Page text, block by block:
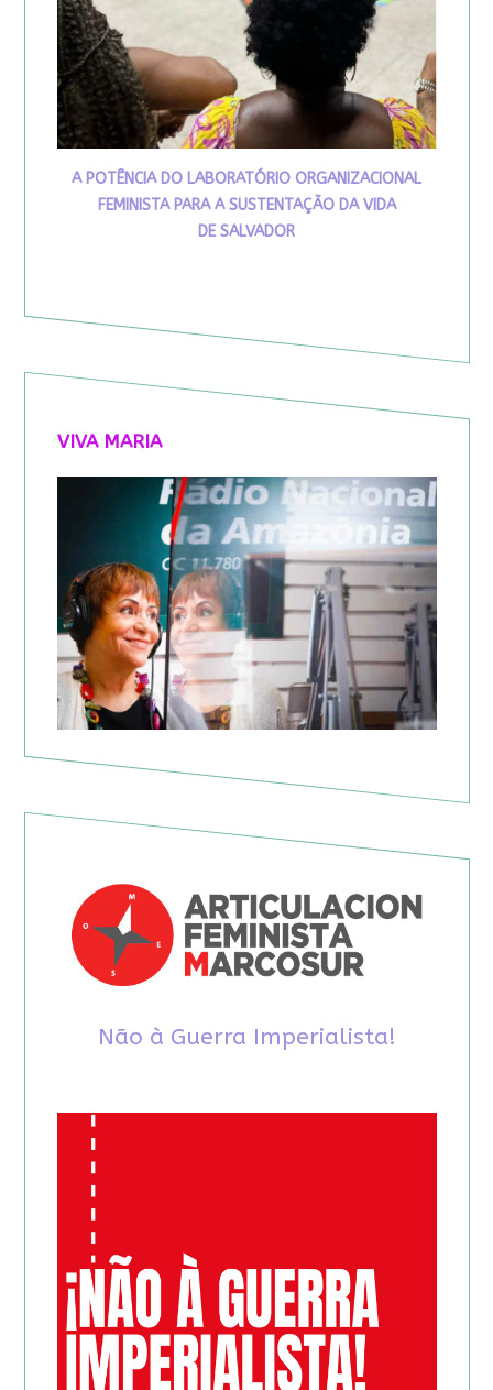
A POTÊNCIA DO LABORATÓRIO ORGANIZACIONAL
FEMINISTA PARA A SUSTENTAÇÃO DA VIDA
DE SALVADOR
VIVA MARIA
Não à Guerra Imperialista!